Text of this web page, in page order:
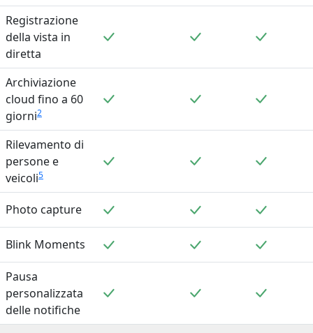
Registrazione
della vista in
diretta
Archiviazione
cloud fino a 60
giorni2
Rilevamento di
persone e
veicoli5
Photo capture
Blink Moments
Pausa
personalizzata
delle notifiche